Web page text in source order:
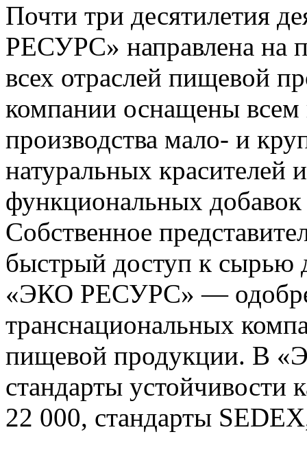
Почти три десятилетия
РЕСУРС» направлена на
всех отраслей пищевой
компании оснащены
производства мало- и
натуральных красителей
функциональных добавок
Собственное
быстрый доступ к сырью
«ЭКО РЕСУРС» —
транснациональных
пищевой продукции. В
стандарты устойчивости
22 000, стандарты